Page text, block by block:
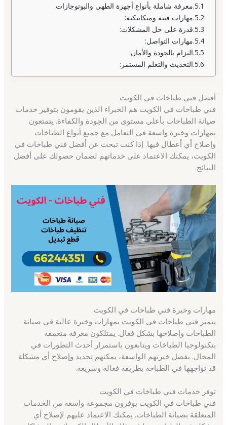
معرفة شاملة بأنواع أجهزة الطهي والبوتوجازات
مهارات فنية وميكانيكية:
قدرة على حل المشكلات:
مهارات التواصل:
التزام بالجودة والأمان:
التحديث والتعلم المستمر:
أفضل فني طباخات في الكويت
فني طباخات في الكويت هم الخبراء الذين يقومون بتوفير خدمات
صيانة الطباخات بأعلى مستوى من الجودة والكفاءة. يتمتعون
بمهارات وخبرة واسعة في التعامل مع جميع أنواع الطباخات
وإصلاح أي أعطال فيها. إذا كنت تبحث عن أفضل فني طباخات في
الكويت، يمكنك الاعتماد على خدماتهم لضمان حصولك على أفضل
النتائج.
مهارات وخبرة فني طباخات في الكويت
يتميز فني طباخات في الكويت بمهارات وخبرة عالية في صيانة
الطباخات وإصلاحها بشكل فعال. يمتلكون معرفة متعمقة
بتكنولوجيا الطباخات ويتابعون باستمرار أحدث التطورات في
المجال. بفضل خبرتهم الواسعة، يمكنهم تحديد وإصلاح أي مشكلة
قد تواجهها في الطباخة بطريقة فعالة وسريعة.
توفر خدمات فني طباخات في الكويت
فني طباخات في الكويت يوفرون مجموعة واسعة من الخدمات
المتعلقة بصيانة الطباخات. يمكنك الاعتماد عليهم لإصلاح أي